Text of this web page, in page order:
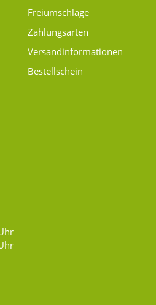
Freiumschläge
Zahlungsarten
Versand­informationen
Bestellschein